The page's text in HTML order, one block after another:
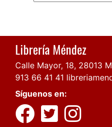
Librería Méndez
Calle Mayor, 18, 28013
913 66 41 41
Síguenos en: